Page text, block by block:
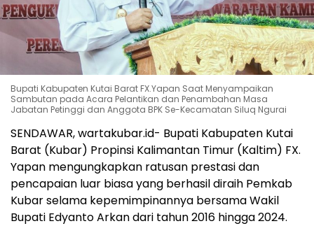
Bupati Kabupaten Kutai Barat FX.Yapan Saat Menyampaikan
Sambutan pada Acara Pelantikan dan Penambahan Masa
Jabatan Petinggi dan Anggota BPK Se-Kecamatan Siluq Ngurai
SENDAWAR, wartakubar.id- Bupati Kabupaten Kutai
Barat (Kubar) Propinsi Kalimantan Timur (Kaltim) FX.
Yapan mengungkapkan ratusan prestasi dan
pencapaian luar biasa yang berhasil diraih Pemkab
Kubar selama kepemimpinannya bersama Wakil
Bupati Edyanto Arkan dari tahun 2016 hingga 2024.